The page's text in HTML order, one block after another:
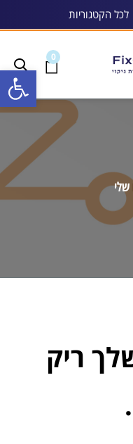
פתח
לכל הקטגוריות
0
שלי
ריק